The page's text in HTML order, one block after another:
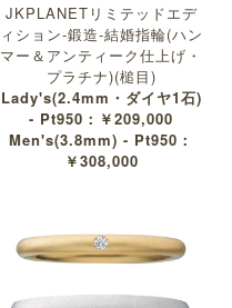
JKPLANETリミテッドエデ
ィション-鍛造-結婚指輪(ハン
マー＆アンティーク仕上げ・
プラチナ)(槌目)
Lady's(2.4mm・ダイヤ1石)
- Pt950：￥209,000
Men's(3.8mm) - Pt950：
￥308,000